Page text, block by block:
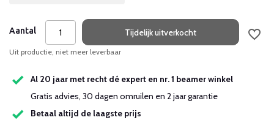
Aantal Tijdelijk uitverkocht
Uit productie, niet meer leverbaar
Al 20 jaar met recht dé expert en nr. 1 beamer winkel
Gratis advies, 30 dagen omruilen en 2 jaar garantie
Betaal altijd de laagste prijs